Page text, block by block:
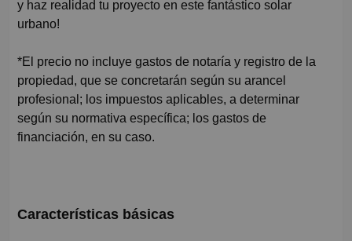
y haz realidad tu proyecto en este fantástico solar
urbano!
*El precio no incluye gastos de notaría y registro de la
propiedad, que se concretarán según su arancel
profesional; los impuestos aplicables, a determinar
según su normativa específica; los gastos de
financiación, en su caso.
Características básicas